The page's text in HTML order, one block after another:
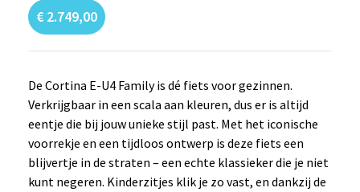
€ 2.749,00
De Cortina E-U4 Family is dé fiets voor gezinnen.
Verkrijgbaar in een scala aan kleuren, dus er is altijd
eentje die bij jouw unieke stijl past. Met het iconische
voorrekje en een tijdloos ontwerp is deze fiets een
blijvertje in de straten – een echte klassieker die je niet
kunt negeren. Kinderzitjes klik je zo vast, en dankzij de